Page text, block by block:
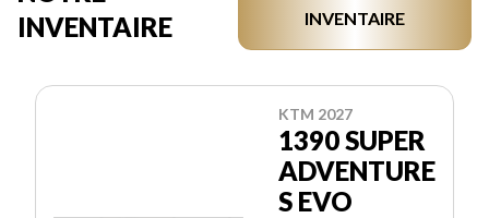
INVENTAIRE
INVENTAIRE
KTM 2027
1390 SUPER
ADVENTURE
S EVO